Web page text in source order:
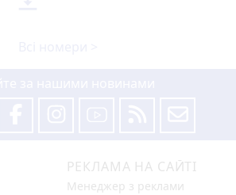
РЕКЛАМА НА САЙТІ
Менеджер з реклами